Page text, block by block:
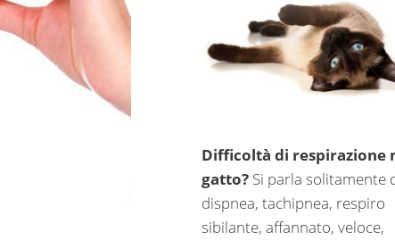
Difficoltà di respirazione
gatto?Si parla solitamente
dispnea, tachipnea, respiro
sibilante, affannato, veloce,